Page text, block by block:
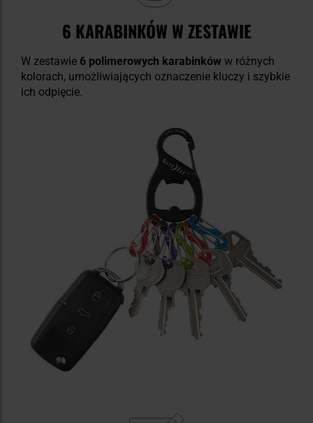
6 KARABINKÓW W ZESTAWIE
W zestawie 6 polimerowych karabinków w różnych
kolorach, umożliwiających oznaczenie kluczy i szybkie
ich odpięcie.